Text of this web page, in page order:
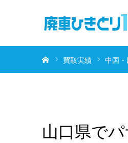
買取実績 中国
山口県で